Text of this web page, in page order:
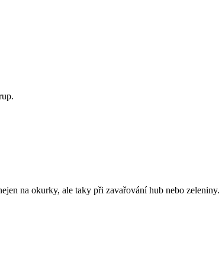
na okurky, ale taky při zavařování hub nebo